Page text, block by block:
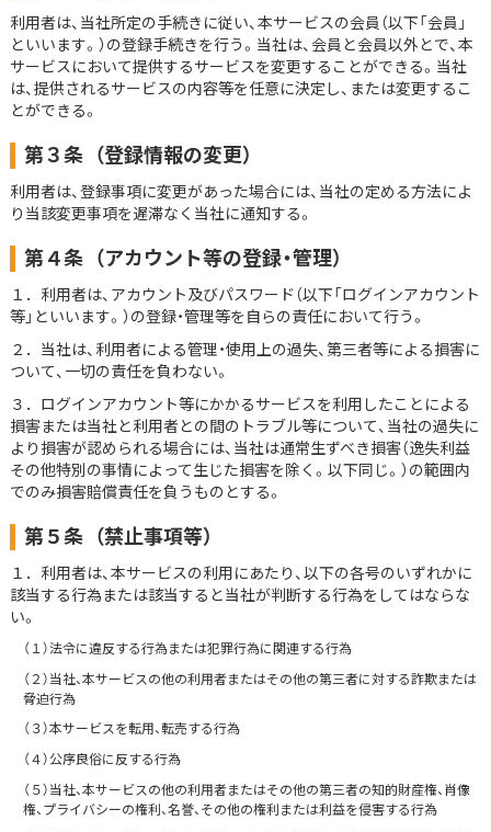
利用者は、当社所定の手続きに従い、本サービスの会員（以下「会員」
といいます。）の登録手続きを行う。当社は、会員と会員以外とで、本
サービスにおいて提供するサービスを変更することができる。当社
は、提供されるサービスの内容等を任意に決定し、または変更するこ
とができる。
第３条 （登録情報の変更）
利用者は、登録事項に変更があった場合には、当社の定める方法によ
り当該変更事項を遅滞なく当社に通知する。
第４条 （アカウント等の登録・管理）
１．利用者は、アカウント及びパスワード（以下「ログインアカウント
等」といいます。）の登録・管理等を自らの責任において行う。
２．当社は、利用者による管理・使用上の過失、第三者等による損害に
ついて、⼀切の責任を負わない。
３．ログインアカウント等にかかるサービスを利用したことによる
損害または当社と利用者との間のトラブル等について、当社の過失に
より損害が認められる場合には、当社は通常生ずべき損害（逸失利益
その他特別の事情によって生じた損害を除く。以下同じ。）の範囲内
でのみ損害賠償責任を負うものとする。
第５条 （禁止事項等）
１．利用者は、本サービスの利用にあたり、以下の各号のいずれかに
該当する行為または該当すると当社が判断する行為をしてはならな
い。
（１）法令に違反する行為または犯罪行為に関連する行為
（２）当社、本サービスの他の利用者またはその他の第三者に対する詐欺または
脅迫行為
（３）本サービスを転用、転売する行為
（４）公序良俗に反する行為
（５）当社、本サービスの他の利用者またはその他の第三者の知的財産権、肖像
権、プライバシーの権利、名誉、その他の権利または利益を侵害する行為